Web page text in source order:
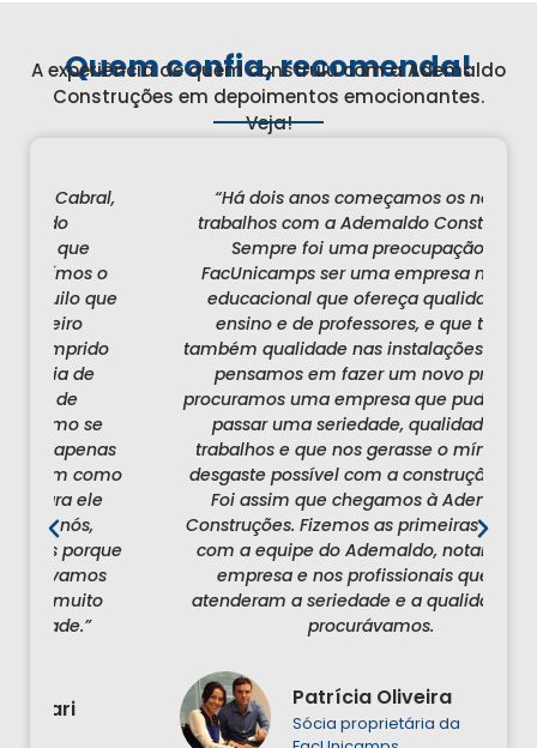
Quem confia, recomenda!
A experiência de quem construiu com a Ademaldo
Construções em depoimentos emocionantes.
Veja!
“Há dois anos começamos os nossos
trabalhos com a Ademaldo Construções.
Sempre foi uma preocupação da
FacUnicamps ser uma empresa na área
educacional que ofereça qualidade de
ensino e de professores, e que tenha
também qualidade nas instalações. Quando
pensamos em fazer um novo prédio,
procuramos uma empresa que pudesse nos
passar uma seriedade, qualidade nos
trabalhos e que nos gerasse o mínimo de
desgaste possível com a construção em si.
Foi assim que chegamos à Ademaldo
Construções. Fizemos as primeiras reuniões
com a equipe do Ademaldo, notamos na
empresa e nos profissionais que nos
atenderam a seriedade e a qualidade que
procurávamos.
Patrícia Oliveira
Sócia proprietária da